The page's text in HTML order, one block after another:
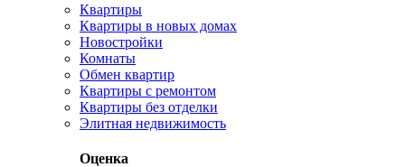
Квартиры
Квартиры в новых домах
Новостройки
Комнаты
Обмен квартир
Квартиры с ремонтом
Квартиры без отделки
Элитная недвижимость
Оценка